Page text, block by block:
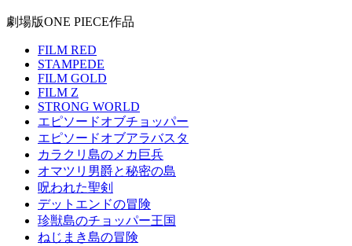
劇場版ONE PIECE作品
FILM RED
STAMPEDE
FILM GOLD
FILM Z
STRONG WORLD
エピソードオブチョッパー
エピソードオブアラバスタ
カラクリ島のメカ巨兵
オマツリ男爵と秘密の島
呪われた聖剣
デットエンドの冒険
珍獣島のチョッパー王国
ねじまき島の冒険